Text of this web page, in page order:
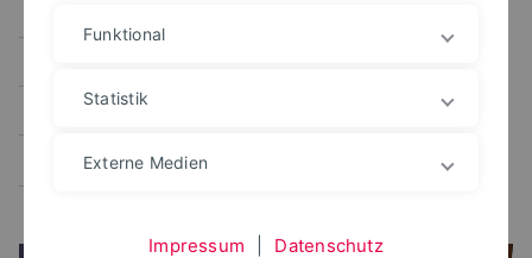
Verwaltungsplattformen
Bewerbungsportal
Funktional
Statistik
Externe Medien
Impressum Datenschutz